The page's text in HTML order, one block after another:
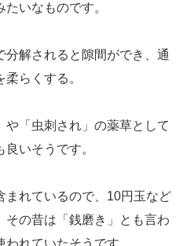
いなものです。
解されると隙間ができ、通
らくする。
「虫刺され」の薬草として
いそうです。
れているので、10円玉など
の昔は「銭磨き」とも言わ
れていたそうです。